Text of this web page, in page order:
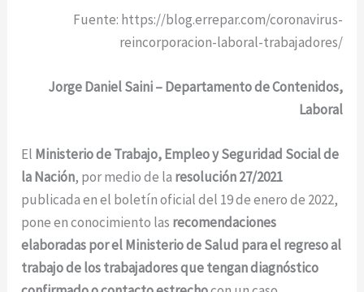
Fuente: https://blog.errepar.com/coronavirus-
reincorporacion-laboral-trabajadores/
Jorge Daniel Saini – Departamento de Contenidos,
Laboral
El Ministerio de Trabajo, Empleo y Seguridad Social de
la Nación, por medio de la resolución 27/2021
publicada en el boletín oficial del 19 de enero de 2022,
pone en conocimiento las recomendaciones
elaboradas por el Ministerio de Salud para el regreso al
trabajo de los trabajadores que tengan diagnóstico